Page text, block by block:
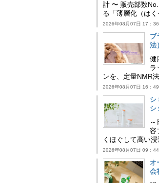
計 〜 販売部数
る「薄層化（は
2026年08月07日 17：36
ブ
法
健
ラ
ンを、定量NMR
2026年08月07日 16：49
シ
シ
容
くほぐして高い
2026年08月07日 09：44
オ
会